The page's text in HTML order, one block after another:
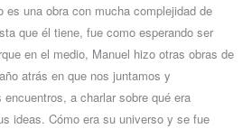
es una obra con mucha complejidad de
que él tiene, fue como esperando ser
en el medio, Manuel hizo otras obras de
atrás en que nos juntamos y
a charlar sobre qué era
ideas. Cómo era su universo y se fue